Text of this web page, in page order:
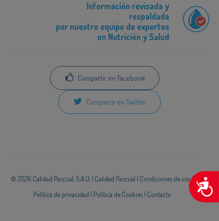
Información revisada y
respaldada
por nuestro equipo de expertos
en Nutrición y Salud
Compartir en Facebook
Compartir en Twitter
© 2026 Calidad Pascual, S.A.U. | Calidad Pascual | Condiciones de uso|
Política de privacidad | Política de Cookies | Contacto